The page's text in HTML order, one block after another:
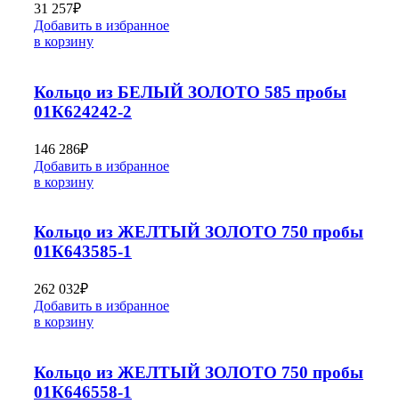
31 257₽
Добавить в избранное
в корзину
Кольцо из БЕЛЫЙ ЗОЛОТО 585 пробы
01К624242-2
146 286₽
Добавить в избранное
в корзину
Кольцо из ЖЕЛТЫЙ ЗОЛОТО 750 пробы
01К643585-1
262 032₽
Добавить в избранное
в корзину
Кольцо из ЖЕЛТЫЙ ЗОЛОТО 750 пробы
01К646558-1